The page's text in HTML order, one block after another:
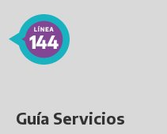
Guía Servicios